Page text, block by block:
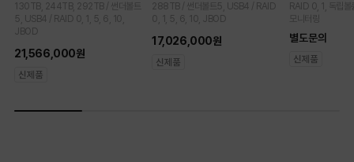
130TB, 244TB, 292TB / 썬더볼트
5, USB4 / RAID 0, 1, 5, 6, 10,
JBOD
21,566,000원
288TB / 썬더볼트5, USB4 / RAID
0, 1, 5, 6, 10, JBOD
17,026,000원
RAID 0, 1, 독립
모니터링
별도문의